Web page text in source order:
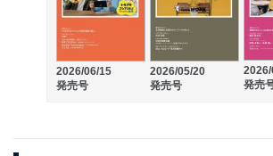
2026/06/15
発売号
2026/05/20
発売号
発売